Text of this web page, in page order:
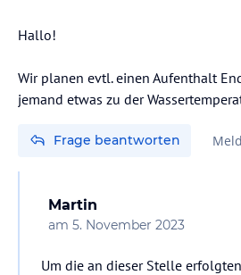
Hallo!
Wir planen evtl. einen Aufenthalt
jemand etwas zu der
Frage beantworten
Martin
am 5. November 2023
Um die an dieser Stelle